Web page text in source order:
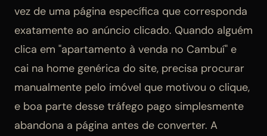
vez de uma página específica que corresponda
exatamente ao anúncio clicado. Quando alguém
clica em "apartamento à venda no Cambuí" e
cai na home genérica do site, precisa procurar
manualmente pelo imóvel que motivou o clique,
e boa parte desse tráfego pago simplesmente
abandona a página antes de converter. A